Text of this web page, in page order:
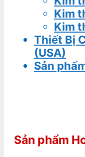
Kim
Kim
Thiết Bị
(USA)
Sản
Sản phẩm